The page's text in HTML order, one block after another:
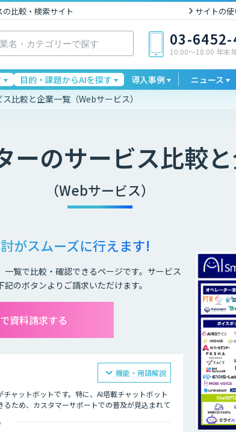
比較・検索サイト サイトの
03-
10:00〜18:00 年末
目的・課題からAIを探す 導入事例 ニュース
比較と企業一覧（Webサービス）
ーのサービス比較
（Webサービス）
がスムーズに行えます!
覧で比較・確認できるページです。サービス
のボタンよりご請求いただけます。
資料請求する
ャットボットです。特に、AI塔載チャットボット
ため、カスタマーサポートでの普及が見込まれて
るようになり、電話対応の品質も向上しました。
機能・用語解説